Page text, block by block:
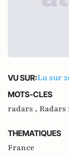
VU SUR:Lu sur
MOTS-CLES
radars , Radars
THEMATIQUES
France